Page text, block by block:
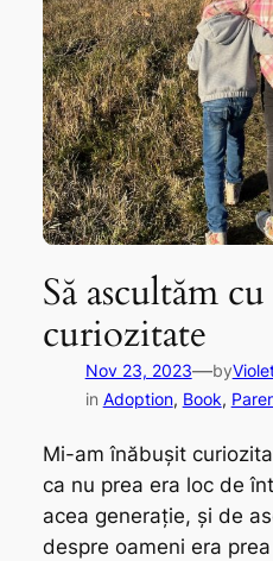
Să ascultăm
curiozitate
Nov 23, 2023—by
in Adoption, Book,
Mi-am înăbușit
ca nu prea era loc de
acea generație, și de
despre oameni era